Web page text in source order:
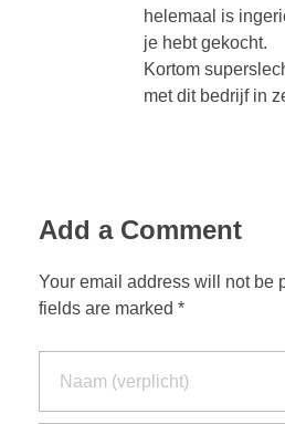
helemaal is
je hebt gekocht.
Kortom
met dit bedrijf in
Add a Comment
Your email address will not be
fields are marked *